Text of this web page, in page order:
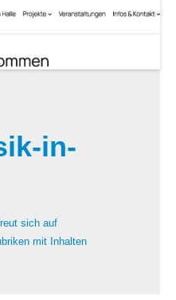
in-
sich auf
mit Inhalten